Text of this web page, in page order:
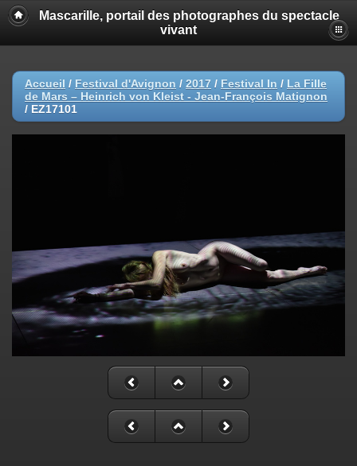
Mascarille, portail des photographes du spectacle
vivant
Accueil / Festival d'Avignon / 2017 / Festival In / La Fille
de Mars – Heinrich von Kleist - Jean-François Matignon
/ EZ17101